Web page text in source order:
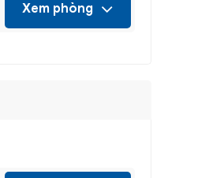
Xem phòng